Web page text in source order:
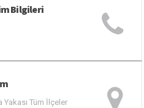
Bilgileri
Yakası Tüm İlçeler